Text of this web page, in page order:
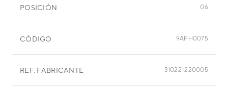
POSICIÓN 06
CÓDIGO 9APH0075
REF. FABRICANTE 31022-220005